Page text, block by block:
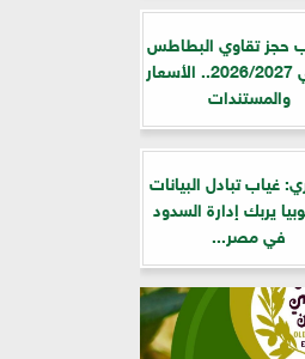
حجز تقاوي البطاطس
الصيفي 2026/2027.. الأسعار
والمستندات
غياب تبادل البيانات
يربك إدارة السدود
في مصر...